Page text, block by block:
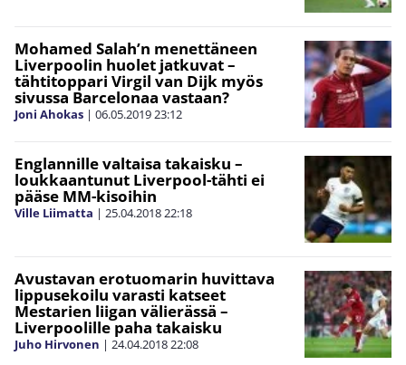
Mohamed Salah’n menettäneen
Liverpoolin huolet jatkuvat –
tähtitoppari Virgil van Dijk myös
sivussa Barcelonaa vastaan?
Joni Ahokas | 06.05.201923:12
Englannille valtaisa takaisku –
loukkaantunut Liverpool-tähti ei
pääse MM-kisoihin
Ville Liimatta | 25.04.201822:18
Avustavan erotuomarin huvittava
lippusekoilu varasti katseet
Mestarien liigan välierässä –
Liverpoolille paha takaisku
Juho Hirvonen | 24.04.201822:08